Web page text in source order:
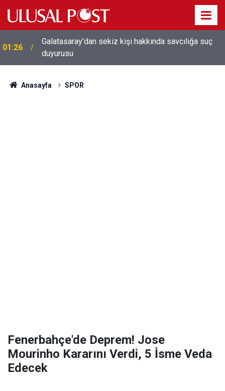
01:26
Galatasaray'dan sekiz kişi hakkında savcılığa suç
duyurusu
Anasayfa SPOR
Fenerbahçe'de Deprem! Jose
Mourinho Kararını Verdi, 5 İsme Veda
Edecek